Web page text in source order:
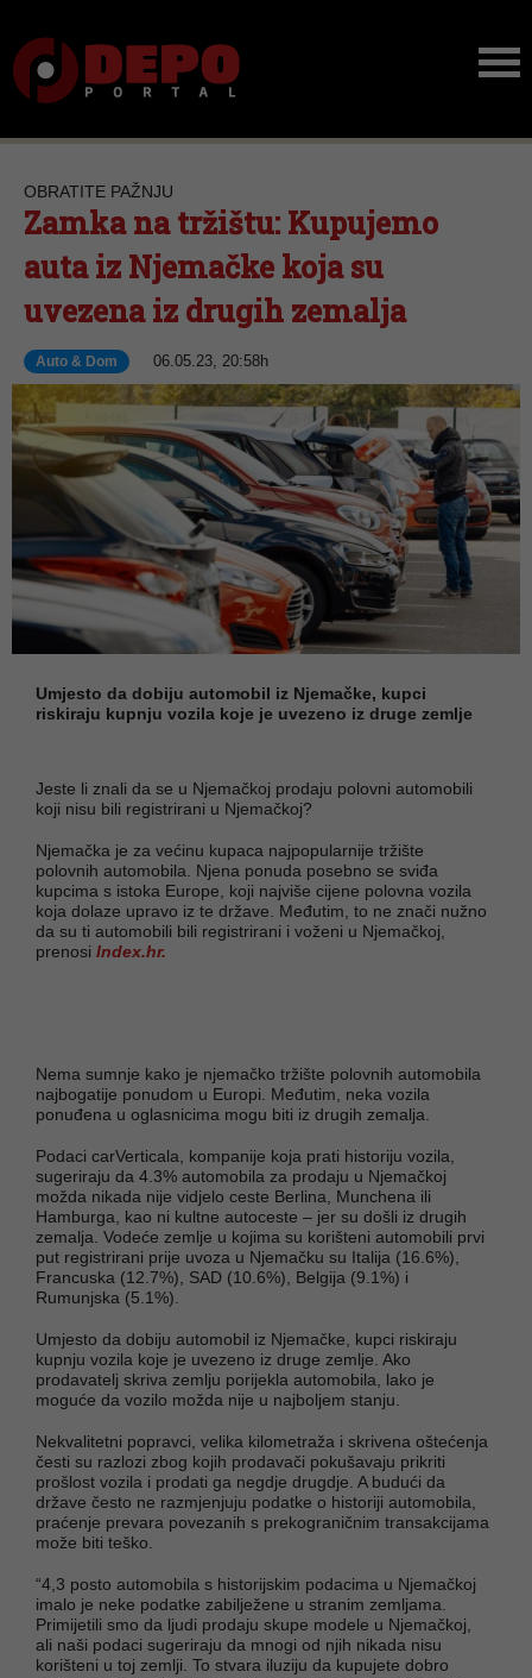
OBRATITE PAŽNJU
Zamka na tržištu: Kupujemo
auta iz Njemačke koja su
uvezena iz drugih zemalja
Auto & Dom 06.05.23, 20:58h
Umjesto da dobiju automobil iz Njemačke, kupci
riskiraju kupnju vozila koje je uvezeno iz druge zemlje
Jeste li znali da se u Njemačkoj prodaju polovni automobili
koji nisu bili registrirani u Njemačkoj?
Njemačka je za većinu kupaca najpopularnije tržište
polovnih automobila. Njena ponuda posebno se sviđa
kupcima s istoka Europe, koji najviše cijene polovna vozila
koja dolaze upravo iz te države. Međutim, to ne znači nužno
da su ti automobili bili registrirani i voženi u Njemačkoj,
prenosi Index.hr.
Nema sumnje kako je njemačko tržište polovnih automobila
najbogatije ponudom u Europi. Međutim, neka vozila
ponuđena u oglasnicima mogu biti iz drugih zemalja.
Podaci carVerticala, kompanije koja prati historiju vozila,
sugeriraju da 4.3% automobila za prodaju u Njemačkoj
možda nikada nije vidjelo ceste Berlina, Munchena ili
Hamburga, kao ni kultne autoceste – jer su došli iz drugih
zemalja. Vodeće zemlje u kojima su korišteni automobili prvi
put registrirani prije uvoza u Njemačku su Italija (16.6%),
Francuska (12.7%), SAD (10.6%), Belgija (9.1%) i
Rumunjska (5.1%).
Umjesto da dobiju automobil iz Njemačke, kupci riskiraju
kupnju vozila koje je uvezeno iz druge zemlje. Ako
prodavatelj skriva zemlju porijekla automobila, lako je
moguće da vozilo možda nije u najboljem stanju.
Nekvalitetni popravci, velika kilometraža i skrivena oštećenja
česti su razlozi zbog kojih prodavači pokušavaju prikriti
prošlost vozila i prodati ga negdje drugdje. A budući da
države često ne razmjenjuju podatke o historiji automobila,
praćenje prevara povezanih s prekograničnim transakcijama
može biti teško.
“4,3 posto automobila s historijskim podacima u Njemačkoj
imalo je neke podatke zabilježene u stranim zemljama.
Primijetili smo da ljudi prodaju skupe modele u Njemačkoj,
ali naši podaci sugeriraju da mnogi od njih nikada nisu
korišteni u toj zemlji. To stvara iluziju da kupujete dobro